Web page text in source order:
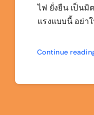
ไฟ ยั่งยืน เป็น
แรงแบบนี้ อย่าใ
Continue